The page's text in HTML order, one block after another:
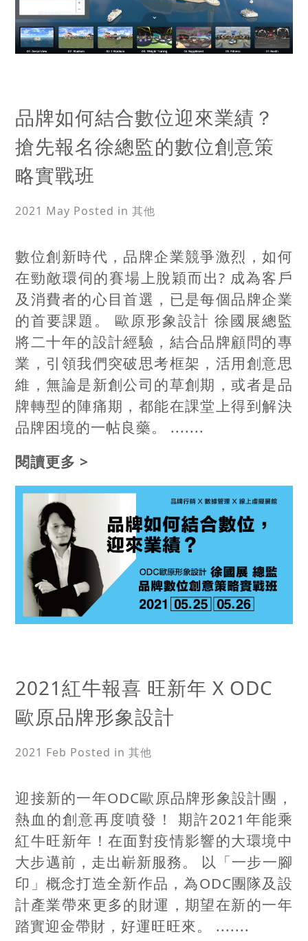
品牌如何結合數位迎來業績？
搶先報名徐總監的數位創意策
略實戰班
2021 May Posted in 其他
數位創新時代，品牌企業競爭激烈，如何
在勁敵環伺的賽場上脫穎而出? 成為客戶
及消費者的心目首選，已是每個品牌企業
的首要課題。 歐原形象設計 徐國展總監
將二十年的設計經驗，結合品牌顧問的專
業，引領我們突破思考框架，活用創意思
維，無論是新創公司的草創期，或者是品
牌轉型的陣痛期，都能在課堂上得到解決
品牌困境的一帖良藥。 .......
閱讀更多 >
2021紅牛報喜 旺新年 X ODC
歐原品牌形象設計
2021 Feb Posted in 其他
迎接新的一年ODC歐原品牌形象設計團，
熱血的創意再度噴發！ 期許2021年能乘
紅牛旺新年！在面對疫情影響的大環境中
大步邁前，走出嶄新服務。 以「一步一腳
印」概念打造全新作品，為ODC團隊及設
計產業帶來更多的財運，期望在新的一年
踏實迎金帶財，好運旺旺來。 .......